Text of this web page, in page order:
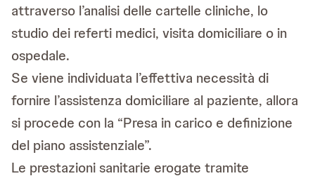
attraverso l’analisi delle cartelle cliniche, lo
studio dei referti medici, visita domiciliare o in
ospedale.
Se viene individuata l’effettiva necessità di
fornire l’assistenza domiciliare al paziente, allora
si procede con la “Presa in carico e definizione
del piano assistenziale”.
Le prestazioni sanitarie erogate tramite